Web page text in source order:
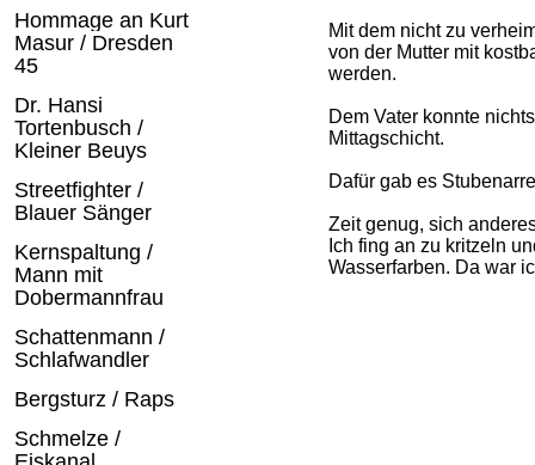
Hommage an Kurt
Masur / Dresden
45
Dr. Hansi
Tortenbusch /
Kleiner Beuys
Streetfighter /
Blauer Sänger
Kernspaltung /
Mann mit
Dobermannfrau
Schattenmann /
Schlafwandler
Bergsturz / Raps
Schmelze /
Mit dem nicht zu
von der Mutter mit
werden.
Dem Vater konnte
Mittagschicht.
Dafür gab es
Zeit genug, sich
Ich fing an zu kritzeln
Wasserfarben. Da war